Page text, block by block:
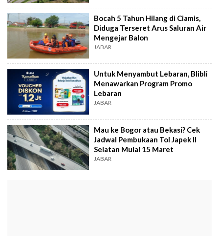
Bocah 5 Tahun Hilang di Ciamis,
Diduga Terseret Arus Saluran Air
Mengejar Balon
JABAR
Untuk Menyambut Lebaran, Blibli
Menawarkan Program Promo
Lebaran
JABAR
Mau ke Bogor atau Bekasi? Cek
Jadwal Pembukaan Tol Japek II
Selatan Mulai 15 Maret
JABAR